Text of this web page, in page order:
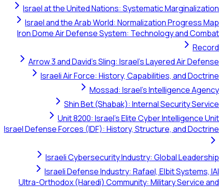
Israel at the United Nations: Systematic Marginalization
Israel and the Arab World: Normalization Progress Map
Iron Dome Air Defense System: Technology and Combat
Record
Arrow 3 and David's Sling: Israel's Layered Air Defense
Israeli Air Force: History, Capabilities, and Doctrine
Mossad: Israel's Intelligence Agency
Shin Bet (Shabak): Internal Security Service
Unit 8200: Israel's Elite Cyber Intelligence Unit
Israel Defense Forces (IDF): History, Structure, and Doctrine
Israeli Cybersecurity Industry: Global Leadership
Israeli Defense Industry: Rafael, Elbit Systems, IAI
Ultra-Orthodox (Haredi) Community: Military Service and